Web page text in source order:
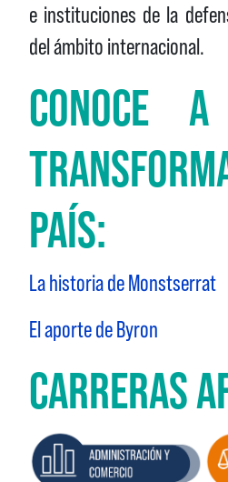
e instituciones de la
del ámbito internacional.
CONOCE A
PAÍS:
La historia de Monstserrat
El aporte de Byron
CARRERAS